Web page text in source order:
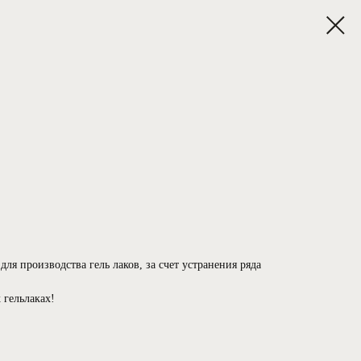
производства гель лаков, за счет устранения ряда